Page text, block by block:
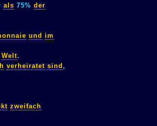
als 75% der
und im
Welt.
verheiratet sind ,
zweifach